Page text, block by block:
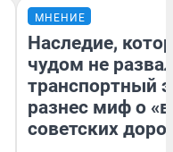
МНЕНИЕ
Наследие,
чудом не
транспортный
разнес миф о
советских